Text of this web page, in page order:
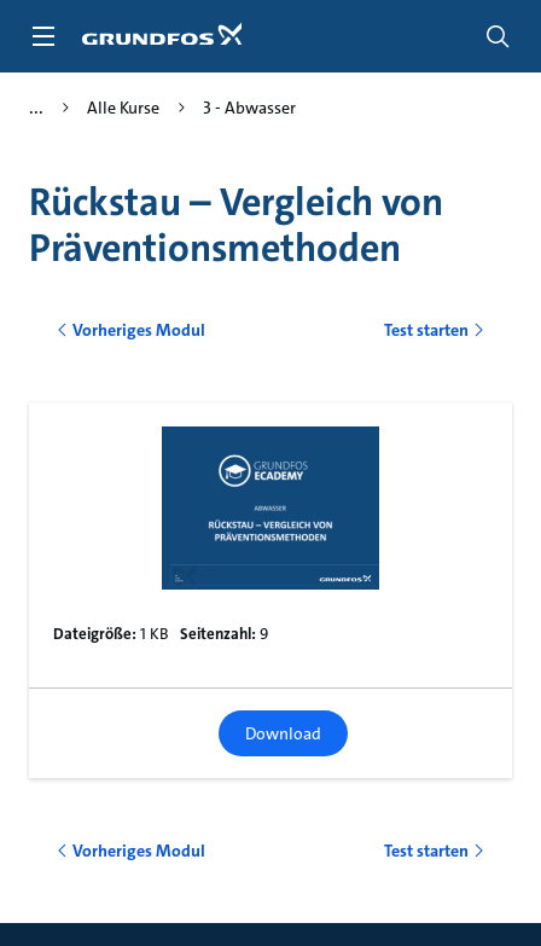
Inhalt
Alle Kurse 3 - Abwasser
Rückstau – Vergleich von
Präventionsmethoden
Vorheriges Modul Test starten
Dateigröße: 1 KB Seitenzahl: 9
Download
Vorheriges Modul Test starten